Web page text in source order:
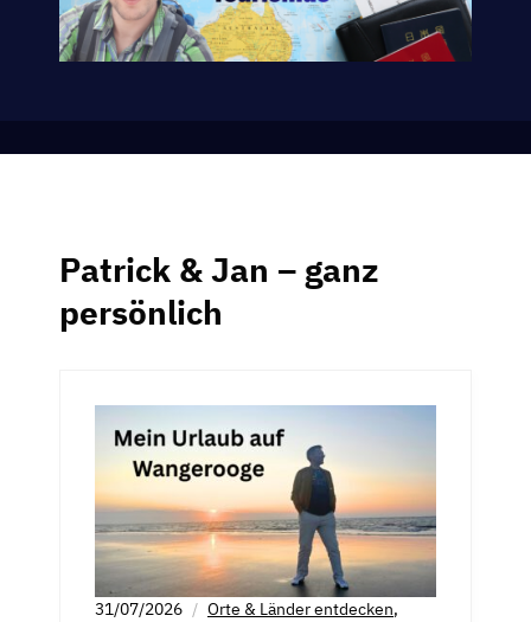
Patrick & Jan – ganz
persönlich
31/07/2026 Orte & Länder entdecken,